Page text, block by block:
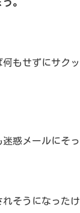
。
もせずにサク
惑メールにそっ
そうになった